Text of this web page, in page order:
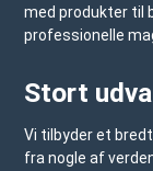
med produkter til
professionelle
Stort
Vi tilbyder et
fra nogle af